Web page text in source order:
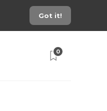
Got it!
0